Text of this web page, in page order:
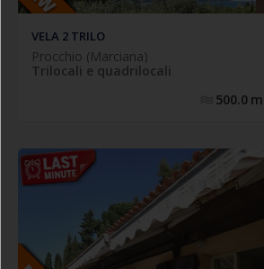
VELA 2 TRILO
Procchio (Marciana)
Trilocali e quadrilocali
500.0 m
Comodo appartamento bilocale
spazio esterno
, composto da
soggiorno con angolo cottura e
estraibile (n.2 singoli), camera
doccia